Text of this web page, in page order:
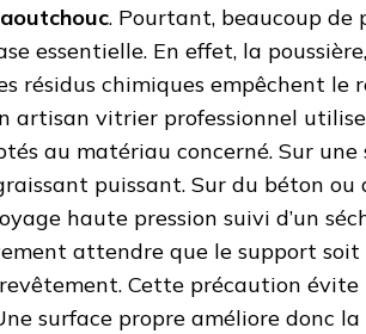
. Pourtant, beaucoup
essentielle. En effet, la
résidus chimiques empêchent le
artisan vitrier professionnel
au matériau concerné. Sur
puissant. Sur du béton ou
haute pression suivi d’un
attendre que le support
Cette précaution évite
surface propre améliore donc